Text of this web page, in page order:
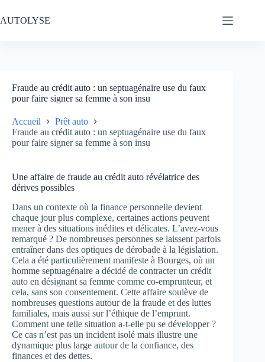
au
contenu
AUTOLYSE
Fraude au crédit auto : un septuagénaire use du faux
pour faire signer sa femme à son insu
Accueil
Prêt auto
Fraude au crédit auto : un septuagénaire use du faux
pour faire signer sa femme à son insu
Une affaire de fraude au crédit auto révélatrice des
dérives possibles
Dans un contexte où la finance personnelle devient
chaque jour plus complexe, certaines actions peuvent
mener à des situations inédites et délicates. L’avez-vous
remarqué ? De nombreuses personnes se laissent parfois
entraîner dans des optiques de dérobade à la législation.
Cela a été particulièrement manifeste à Bourges, où un
homme septuagénaire a décidé de contracter un crédit
auto en désignant sa femme comme co-emprunteur, et
cela, sans son consentement. Cette affaire soulève de
nombreuses questions autour de la fraude et des luttes
familiales, mais aussi sur l’éthique de l’emprunt.
Comment une telle situation a-t-elle pu se développer ?
Ce cas n’est pas un incident isolé mais illustre une
dynamique plus large autour de la confiance, des
finances et des dettes.